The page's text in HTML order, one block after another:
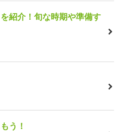
紹介！旬な時期や準備す
う！